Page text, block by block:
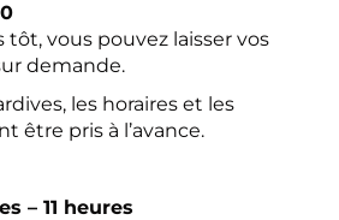
tôt, vous pouvez laisser vos
demande.
les horaires et les
être pris à l’avance.
– 11 heures